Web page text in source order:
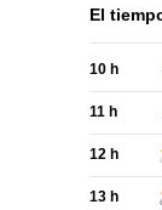
El
10 h
11 h
12 h
13 h